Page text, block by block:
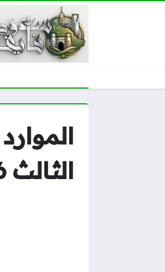
الثالث 1446 في السعودية